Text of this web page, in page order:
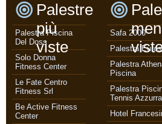
Palestre
più
viste
Palestra Piscina
Del Doss
Solo Donna
Fitness Center
Le Fate Centro
Fitness Srl
Be Active Fitness
Center
Safa 2000
Palestra
Palestra
Piscina
Palestra
Tennis Azzurra
Hotel